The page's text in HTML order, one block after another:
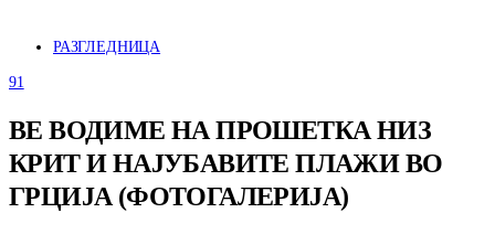
РАЗГЛЕДНИЦА
91
ВЕ ВОДИМЕ НА ПРОШЕТКА НИЗ
КРИТ И НАЈУБАВИТЕ ПЛАЖИ ВО
ГРЦИЈА (ФОТОГАЛЕРИЈА)